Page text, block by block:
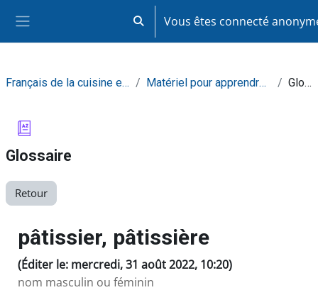
Activer/désactiver la saisie de
Vous êtes connecté
Français de la cuisine et de la restauration Matériel pour apprendre de façon autonome Glossaire
Glossaire
Retour
pâtissier, pâtissière
(Éditer le: mercredi, 31 août 2022, 10:20)
nom masculin ou féminin